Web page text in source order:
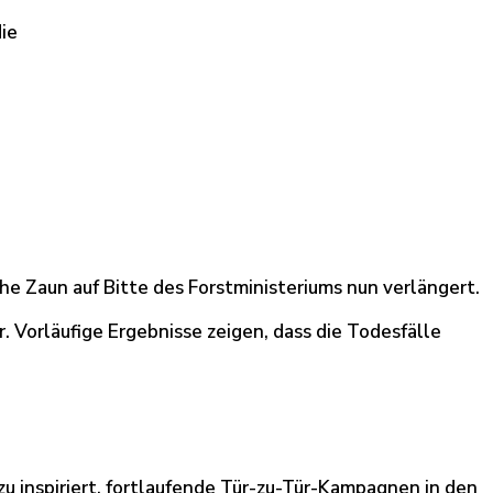
Zaun auf Bitte des Forstministeriums nun verlängert.
Ergebnisse zeigen, dass die Todesfälle
inspiriert, fortlaufende Tür-zu-Tür-Kampagnen in den